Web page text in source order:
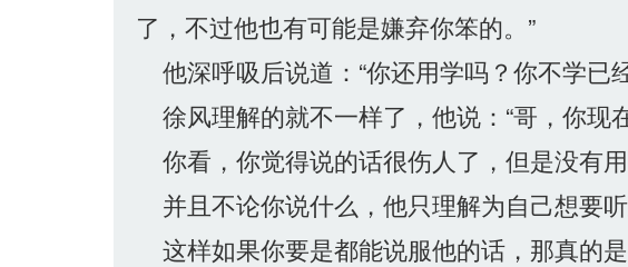
了，不过他也有可能是嫌弃你笨的。”
他深呼吸后说道：“你还用学吗？你不学已
徐风理解的就不一样了，他说：“哥，你现
你看，你觉得说的话很伤人了，但是没有用
并且不论你说什么，他只理解为自己想要听
这样如果你要是都能说服他的话，那真的是